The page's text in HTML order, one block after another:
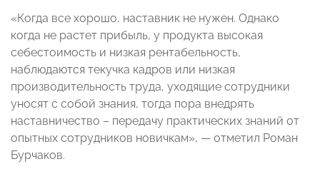
«Когда все хорошо, наставник не нужен. Однако
когда не растет прибыль, у продукта высокая
себестоимость и низкая рентабельность,
наблюдаются текучка кадров или низкая
производительность труда, уходящие сотрудники
уносят с собой знания, тогда пора внедрять
наставничество – передачу практических знаний от
опытных сотрудников новичкам», — отметил Роман
Бурчаков.